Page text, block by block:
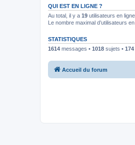
QUI EST EN LIGNE ?
Au total, il y a 19 utilisateurs en
Le nombre maximal d’utilisateurs
STATISTIQUES
1614 messages • 1018 sujets • 174
Accueil du forum